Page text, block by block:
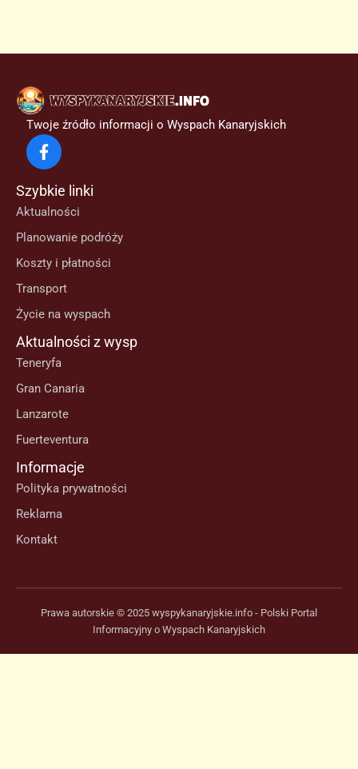
Twoje źródło informacji o Wyspach Kanaryjskich
Szybkie linki
Aktualności
Planowanie podróży
Koszty i płatności
Transport
Życie na wyspach
Aktualności z wysp
Teneryfa
Gran Canaria
Lanzarote
Fuerteventura
Informacje
Polityka prywatności
Reklama
Kontakt
Prawa autorskie © 2025 wyspykanaryjskie.info - Polski Portal
Informacyjny o Wyspach Kanaryjskich